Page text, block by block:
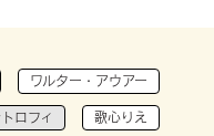
ワルター・アウアー
ロフィ 歌心りえ